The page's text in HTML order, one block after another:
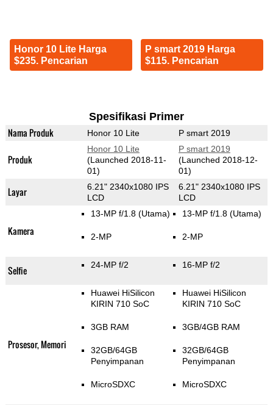
Honor 10 Lite Harga
$235. Pencarian
P smart 2019 Harga
$115. Pencarian
Spesifikasi Primer
Nama Produk Honor 10 Lite P smart 2019
Produk
Honor 10 Lite
(Launched 2018-11-
01)
P smart 2019
(Launched 2018-12-
01)
Layar
6.21" 2340x1080 IPS
LCD
6.21" 2340x1080 IPS
LCD
Kamera
13-MP f/1.8 (Utama)
2-MP
13-MP f/1.8 (Utama)
2-MP
Selfie 24-MP f/2 16-MP f/2
Prosesor, Memori
Huawei HiSilicon
KIRIN 710 SoC
3GB RAM
32GB/64GB
Penyimpanan
MicroSDXC
Huawei HiSilicon
KIRIN 710 SoC
3GB/4GB RAM
32GB/64GB
Penyimpanan
MicroSDXC